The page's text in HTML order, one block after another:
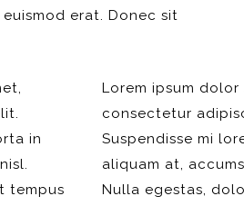
erat. Donec sit
in
tempus
Lorem ipsum dolor
consectetur
Suspendisse mi
aliquam at,
Nulla egestas,